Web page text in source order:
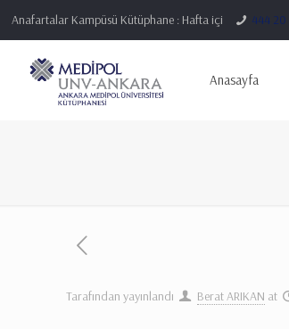
Anafartalar Kampüsü Kütüphane : Hafta içi 444 20
Anasayfa
Tarafından yayınlandı Berat ARIKAN at